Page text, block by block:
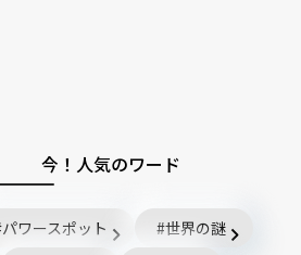
今！人気のワード
パワースポット
世界の謎